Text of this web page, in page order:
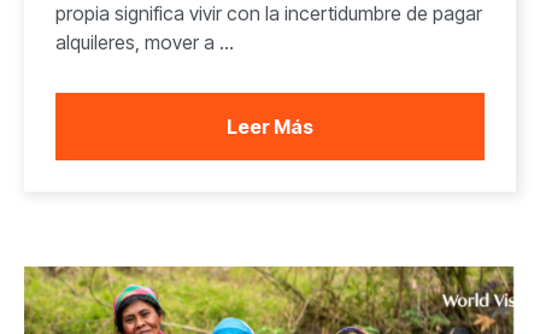
propia significa vivir con la incertidumbre de pagar
alquileres, mover a ...
Leer Más